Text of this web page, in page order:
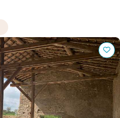
pour se ressourcer en